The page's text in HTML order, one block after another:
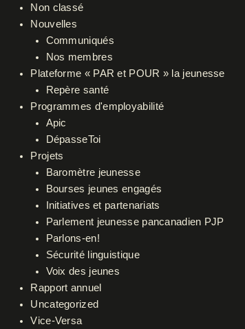
Non classé
Nouvelles
Communiqués
Nos membres
Plateforme « PAR et POUR » la jeunesse
Repère santé
Programmes d'employabilité
Apic
DépasseToi
Projets
Baromètre jeunesse
Bourses jeunes engagés
Initiatives et partenariats
Parlement jeunesse pancanadien PJP
Parlons-en!
Sécurité linguistique
Voix des jeunes
Rapport annuel
Uncategorized
Vice-Versa